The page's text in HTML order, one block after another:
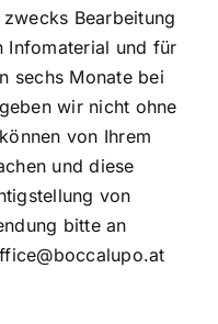
Bearbeitung
Infomaterial und für
sechs Monate bei
wir nicht ohne
von Ihrem
und diese
von
bitte an